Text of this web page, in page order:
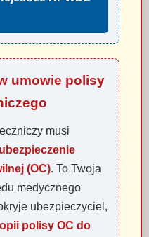
umowie polisy
musi
(OC). To Twoja
medycznego
ubezpieczyciel,
polisy OC do